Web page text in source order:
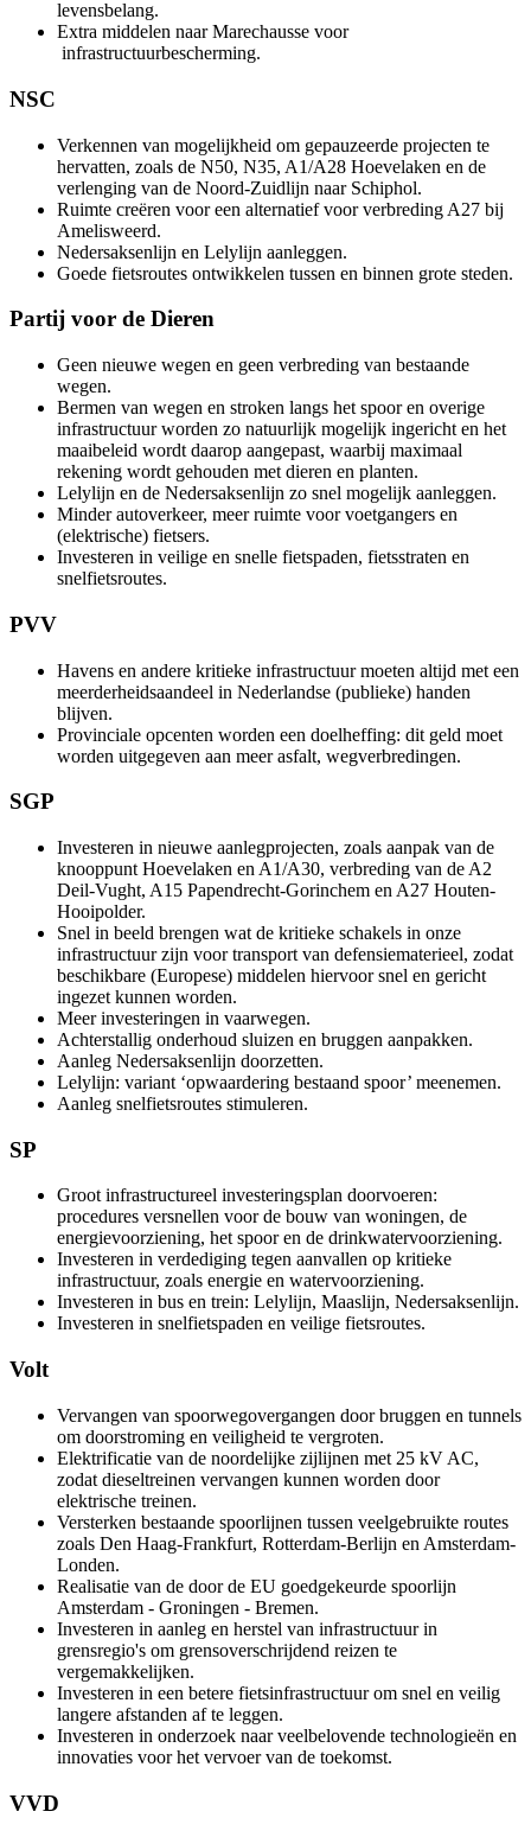
levensbelang.
Extra middelen naar Marechausse voor
infrastructuurbescherming.
NSC
Verkennen van mogelijkheid om gepauzeerde projecten te
hervatten, zoals de N50, N35, A1/A28 Hoevelaken en de
verlenging van de Noord-Zuidlijn naar Schiphol.
Ruimte creëren voor een alternatief voor verbreding A27 bij
Amelisweerd.
Nedersaksenlijn en Lelylijn aanleggen.
Goede fietsroutes ontwikkelen tussen en binnen grote steden.
Partij voor de Dieren
Geen nieuwe wegen en geen verbreding van bestaande
wegen.
Bermen van wegen en stroken langs het spoor en overige
infrastructuur worden zo natuurlijk mogelijk ingericht en het
maaibeleid wordt daarop aangepast, waarbij maximaal
rekening wordt gehouden met dieren en planten.
Lelylijn en de Nedersaksenlijn zo snel mogelijk aanleggen.
Minder autoverkeer, meer ruimte voor voetgangers en
(elektrische) fietsers.
Investeren in veilige en snelle fietspaden, fietsstraten en
snelfietsroutes.
PVV
Havens en andere kritieke infrastructuur moeten altijd met een
meerderheidsaandeel in Nederlandse (publieke) handen
blijven.
Provinciale opcenten worden een doelheffing: dit geld moet
worden uitgegeven aan meer asfalt, wegverbredingen.
SGP
Investeren in nieuwe aanlegprojecten, zoals aanpak van de
knooppunt Hoevelaken en A1/A30, verbreding van de A2
Deil-Vught, A15 Papendrecht-Gorinchem en A27 Houten-
Hooipolder.
Snel in beeld brengen wat de kritieke schakels in onze
infrastructuur zijn voor transport van defensiematerieel, zodat
beschikbare (Europese) middelen hiervoor snel en gericht
ingezet kunnen worden.
Meer investeringen in vaarwegen.
Achterstallig onderhoud sluizen en bruggen aanpakken.
Aanleg Nedersaksenlijn doorzetten.
Lelylijn: variant ‘opwaardering bestaand spoor’ meenemen.
Aanleg snelfietsroutes stimuleren.
SP
Groot infrastructureel investeringsplan doorvoeren:
procedures versnellen voor de bouw van woningen, de
energievoorziening, het spoor en de drinkwatervoorziening.
Investeren in verdediging tegen aanvallen op kritieke
infrastructuur, zoals energie en watervoorziening.
Investeren in bus en trein: Lelylijn, Maaslijn, Nedersaksenlijn.
Investeren in snelfietspaden en veilige fietsroutes.
Volt
Vervangen van spoorwegovergangen door bruggen en tunnels
om doorstroming en veiligheid te vergroten.
Elektrificatie van de noordelijke zijlijnen met 25 kV AC,
zodat dieseltreinen vervangen kunnen worden door
elektrische treinen.
Versterken bestaande spoorlijnen tussen veelgebruikte routes
zoals Den Haag-Frankfurt, Rotterdam-Berlijn en Amsterdam-
Londen.
Realisatie van de door de EU goedgekeurde spoorlijn
Amsterdam - Groningen - Bremen.
Investeren in aanleg en herstel van infrastructuur in
grensregio's om grensoverschrijdend reizen te
vergemakkelijken.
Investeren in een betere fietsinfrastructuur om snel en veilig
langere afstanden af te leggen.
Investeren in onderzoek naar veelbelovende technologieën en
innovaties voor het vervoer van de toekomst.
VVD